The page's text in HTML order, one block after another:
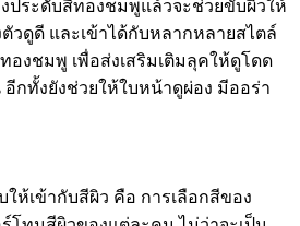
ประดับสีทองชมพูแล้วจะช่วยขับผิวให้
วดูดี และเข้าได้กับหลากหลายสไตล์
องชมพู เพื่อส่งเสริมเติมลุคให้ดูโดด
กทั้งยังช่วยให้ใบหน้าดูผ่อง มีออร่า
ให้เข้ากับสีผิว คือ การเลือกสีของ